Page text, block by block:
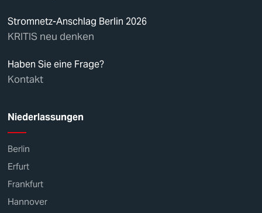
Stromnetz-Anschlag Berlin 2026
KRITIS neu denken
Haben Sie eine Frage?
Kontakt
Niederlassungen
Berlin
Erfurt
Frankfurt
Hannover